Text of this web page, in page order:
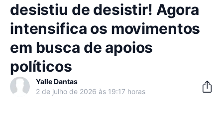
desistiu de desistir! Agora
intensifica os movimentos
em busca de apoios
políticos
Yalle Dantas
2 de julho de 2026 às 19:17 horas